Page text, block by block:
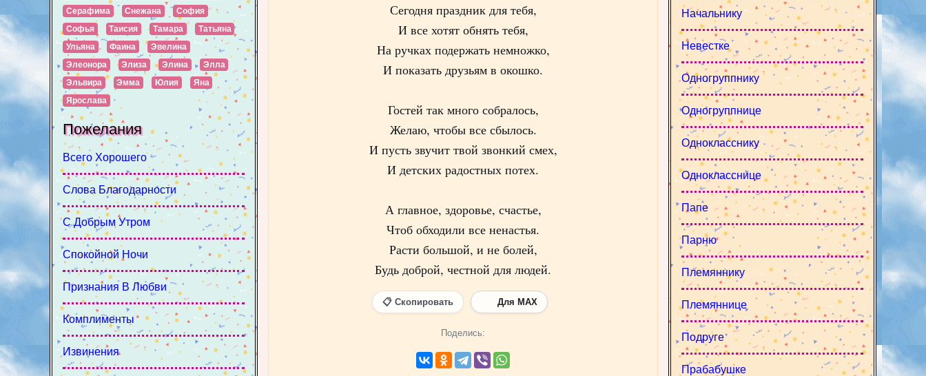
Сегодня праздник для тебя,
И все хотят обнять тебя,
На ручках подержать немножко,
И показать друзьям в окошко.
Гостей так много собралось,
Желаю, чтобы все сбылось.
И пусть звучит твой звонкий смех,
И детских радостных потех.
А главное, здоровье, счастье,
Чтоб обходили все ненастья.
Расти большой, и не болей,
Будь доброй, честной для людей.
📋 Скопировать Для MAX
Поделись:
Начальнику
Невестке
Одногруппнику
Одногруппнице
Однокласснику
Однокласснице
Папе
Парню
Племяннику
Племяннице
Подруге
Прабабушке
Серафима
Снежана
София
Софья
Таисия Тамара
Татьяна
Ульяна
Фаина
Эвелина
Элеонора
Элиза Элина
Элла
Эльвира
Эмма Юлия
Яна
Ярослава
Пожелания
Всего Хорошего
Слова Благодарности
С Добрым Утром
Спокойной Ночи
Признания В Любви
Комплименты
Извинения